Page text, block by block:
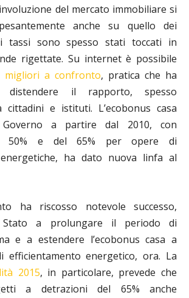
del mercato immobiliare si
anche su quello dei
i tassi sono spesso stati toccati in
rigettate. Su internet è possibile
migliori a confronto, pratica che ha
distendere il rapporto, spesso
cittadini e istituti. L’ecobonus casa
a partire dal 2010, con
50% e del 65% per opere di
ha dato nuova linfa al
ha riscosso notevole successo,
Stato a prolungare il periodo di
e a estendere l’ecobonus casa a
efficientamento energetico, ora. La
2015, in particolare, prevede che
a detrazioni del 65% anche